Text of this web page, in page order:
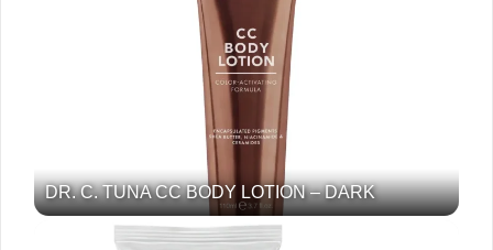
DR. C. TUNA CC BODY LOTION – DARK